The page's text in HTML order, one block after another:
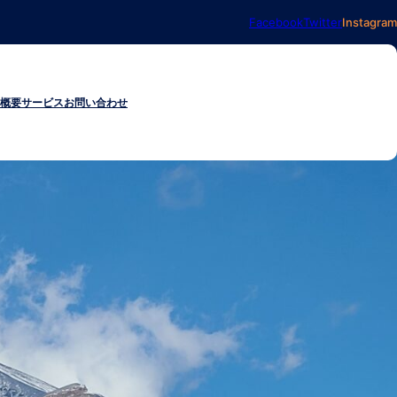
FacebookTwitterInstagram
概要サービスお問い合わせ